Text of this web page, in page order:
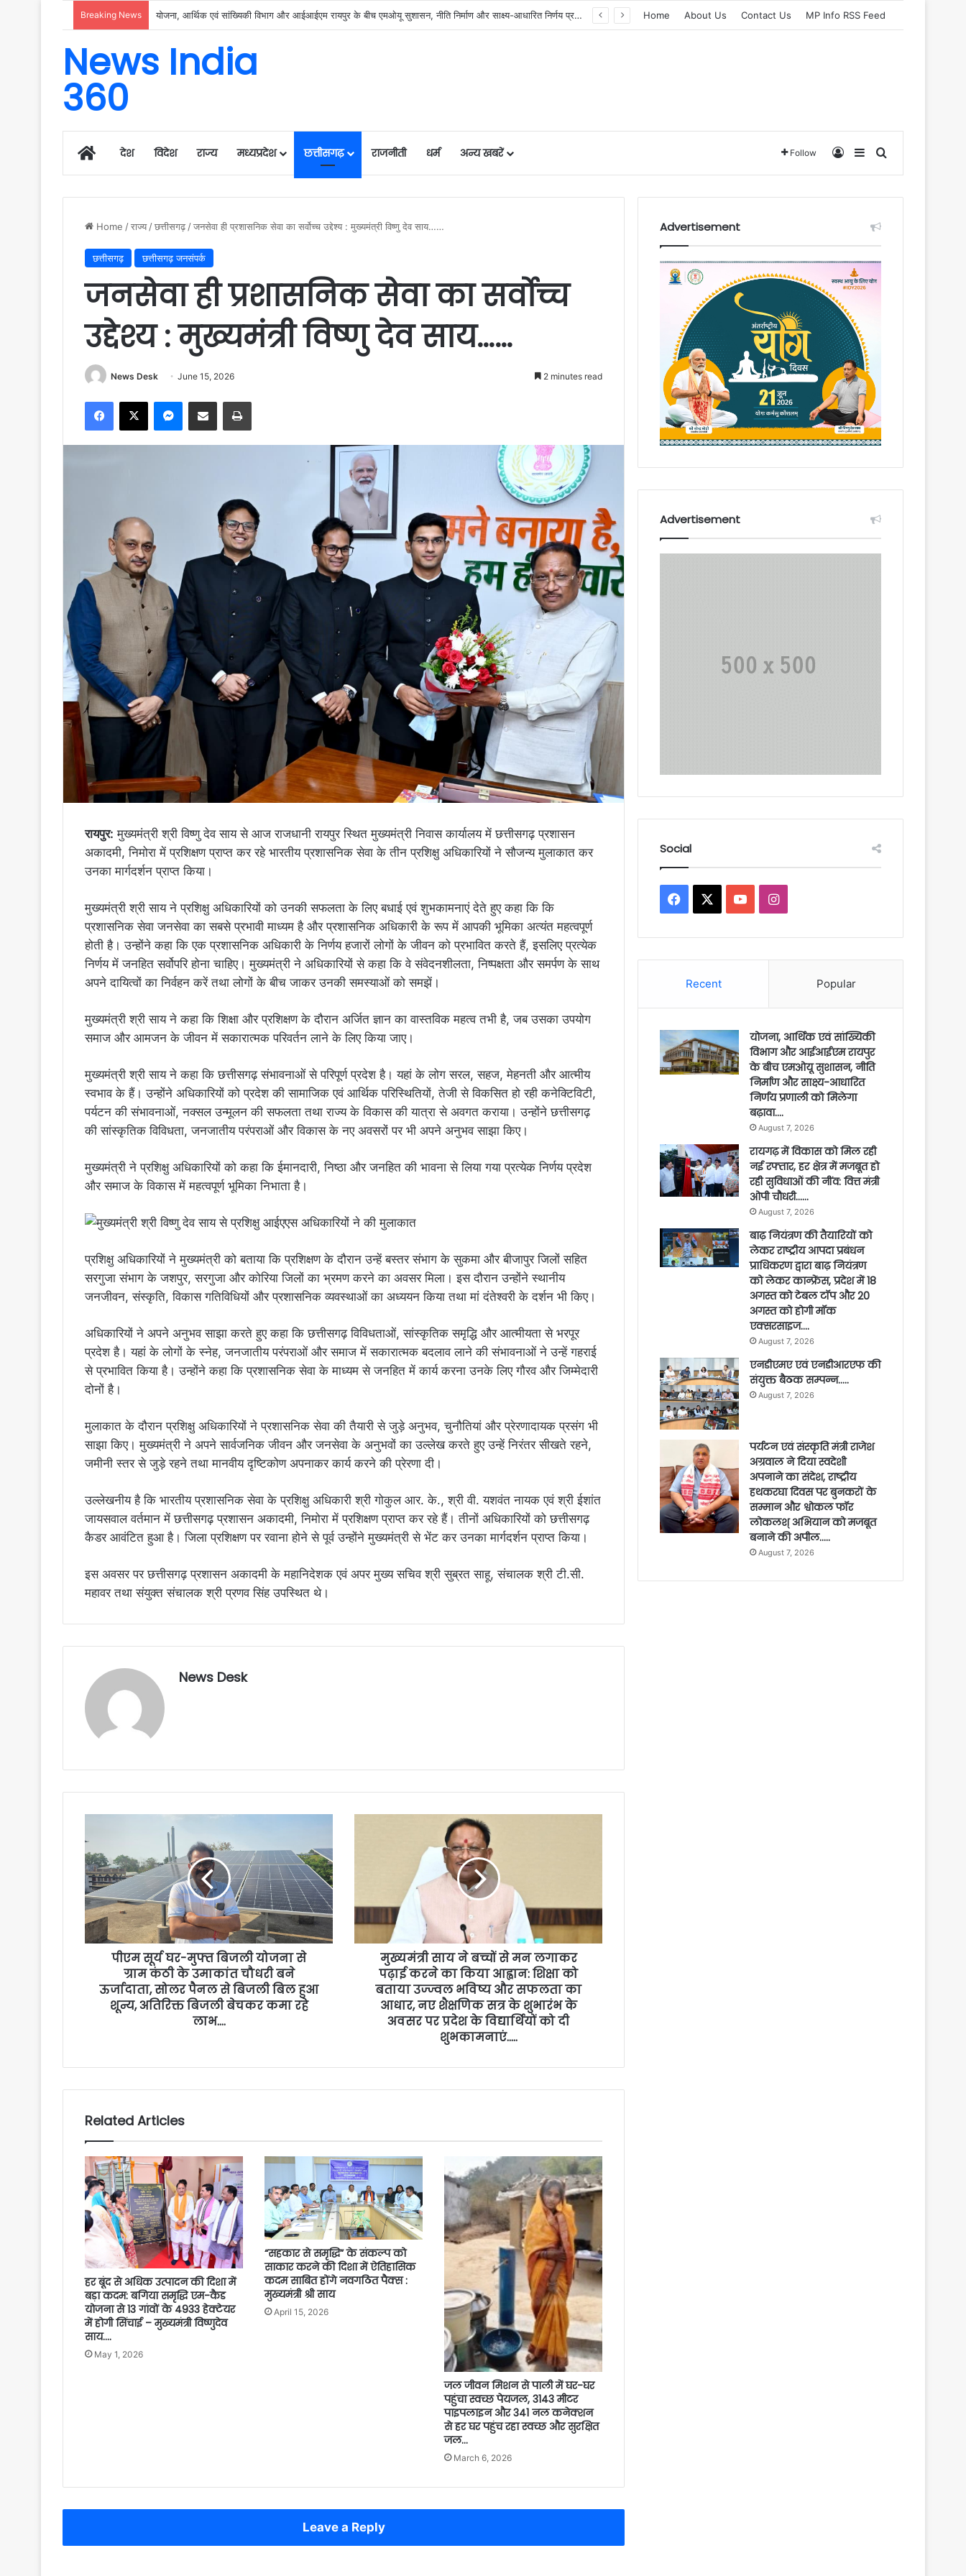
Breaking News रायगढ़ में विकास को मिल रही नई रफ्तार, हर क्षेत्र में मजबूत हो रही सुविधाओं की नींव: वित्त मंत्री ओपी चौधरी…… Home About Us Contact Us MP Info RSS Feed
News India
360
Homeदेश विदेश राज्य मध्यप्रदेश छत्तीसगढ़ राजनीती धर्म अन्य खबरें Follow Log InSidebarSearch for
Home /राज्य /छत्तीसगढ़ /जनसेवा ही प्रशासनिक सेवा का सर्वोच्च उद्देश्य : मुख्यमंत्री विष्णु देव साय……
छत्तीसगढ़ छत्तीसगढ़ जनसंपर्क
जनसेवा ही प्रशासनिक सेवा का सर्वोच्च
उद्देश्य : मुख्यमंत्री विष्णु देव साय……
News Desk June 15, 2026 2 minutes read
Facebook
X Messenger
Share via Email Print
रायपुर: मुख्यमंत्री श्री विष्णु देव साय से आज राजधानी रायपुर स्थित मुख्यमंत्री निवास कार्यालय में छत्तीसगढ़ प्रशासन
अकादमी, निमोरा में प्रशिक्षण प्राप्त कर रहे भारतीय प्रशासनिक सेवा के तीन प्रशिक्षु अधिकारियों ने सौजन्य मुलाकात कर
उनका मार्गदर्शन प्राप्त किया।
मुख्यमंत्री श्री साय ने प्रशिक्षु अधिकारियों को उनकी सफलता के लिए बधाई एवं शुभकामनाएं देते हुए कहा कि कि
प्रशासनिक सेवा जनसेवा का सबसे प्रभावी माध्यम है और प्रशासनिक अधिकारी के रूप में आपकी भूमिका अत्यंत महत्वपूर्ण
होती है। उन्होंने कहा कि एक प्रशासनिक अधिकारी के निर्णय हजारों लोगों के जीवन को प्रभावित करते हैं, इसलिए प्रत्येक
निर्णय में जनहित सर्वोपरि होना चाहिए। मुख्यमंत्री ने अधिकारियों से कहा कि वे संवेदनशीलता, निष्पक्षता और समर्पण के साथ
अपने दायित्वों का निर्वहन करें तथा लोगों के बीच जाकर उनकी समस्याओं को समझें।
मुख्यमंत्री श्री साय ने कहा कि शिक्षा और प्रशिक्षण के दौरान अर्जित ज्ञान का वास्तविक महत्व तभी है, जब उसका उपयोग
समाज और आमजन के जीवन में सकारात्मक परिवर्तन लाने के लिए किया जाए।
मुख्यमंत्री श्री साय ने कहा कि छत्तीसगढ़ संभावनाओं से परिपूर्ण प्रदेश है। यहां के लोग सरल, सहज, मेहनती और आत्मीय
स्वभाव के हैं। उन्होंने अधिकारियों को प्रदेश की सामाजिक एवं आर्थिक परिस्थितियों, तेजी से विकसित हो रही कनेक्टिविटी,
पर्यटन की संभावनाओं, नक्सल उन्मूलन की सफलता तथा राज्य के विकास की यात्रा से अवगत कराया। उन्होंने छत्तीसगढ़
की सांस्कृतिक विविधता, जनजातीय परंपराओं और विकास के नए अवसरों पर भी अपने अनुभव साझा किए।
मुख्यमंत्री ने प्रशिक्षु अधिकारियों को कहा कि ईमानदारी, निष्ठा और जनहित की भावना से लिया गया प्रत्येक निर्णय प्रदेश
और समाज के विकास में महत्वपूर्ण भूमिका निभाता है।
प्रशिक्षु अधिकारियों ने मुख्यमंत्री को बताया कि प्रशिक्षण के दौरान उन्हें बस्तर संभाग के सुकमा और बीजापुर जिलों सहित
सरगुजा संभाग के जशपुर, सरगुजा और कोरिया जिलों का भ्रमण करने का अवसर मिला। इस दौरान उन्होंने स्थानीय
जनजीवन, संस्कृति, विकास गतिविधियों और प्रशासनिक व्यवस्थाओं का अध्ययन किया तथा मां दंतेश्वरी के दर्शन भी किए।
अधिकारियों ने अपने अनुभव साझा करते हुए कहा कि छत्तीसगढ़ विविधताओं, सांस्कृतिक समृद्धि और आत्मीयता से भरपूर
प्रदेश है। यहां के लोगों के स्नेह, जनजातीय परंपराओं और समाज में सकारात्मक बदलाव लाने की संभावनाओं ने उन्हें गहराई
से प्रभावित किया है। उन्होंने कहा कि प्रशासनिक सेवा के माध्यम से जनहित में कार्य करना उनके लिए गौरव और जिम्मेदारी
दोनों है।
मुलाकात के दौरान प्रशिक्षु अधिकारियों ने प्रशासनिक सेवा की तैयारी से जुड़े अनुभव, चुनौतियां और प्रेरणादायक प्रसंग भी
साझा किए। मुख्यमंत्री ने अपने सार्वजनिक जीवन और जनसेवा के अनुभवों का उल्लेख करते हुए उन्हें निरंतर सीखते रहने,
जमीनी स्तर से जुड़े रहने तथा मानवीय दृष्टिकोण अपनाकर कार्य करने की प्रेरणा दी।
उल्लेखनीय है कि भारतीय प्रशासनिक सेवा के प्रशिक्षु अधिकारी श्री गोकुल आर. के., श्री वी. यशवंत नायक एवं श्री ईशांत
जायसवाल वर्तमान में छत्तीसगढ़ प्रशासन अकादमी, निमोरा में प्रशिक्षण प्राप्त कर रहे हैं। तीनों अधिकारियों को छत्तीसगढ़
कैडर आवंटित हुआ है। जिला प्रशिक्षण पर रवाना होने से पूर्व उन्होंने मुख्यमंत्री से भेंट कर उनका मार्गदर्शन प्राप्त किया।
इस अवसर पर छत्तीसगढ़ प्रशासन अकादमी के महानिदेशक एवं अपर मुख्य सचिव श्री सुब्रत साहू, संचालक श्री टी.सी.
महावर तथा संयुक्त संचालक श्री प्रणव सिंह उपस्थित थे।
News Desk
पीएम सूर्य घर-मुफ्त बिजली योजना से
ग्राम कंठी के उमाकांत चौधरी बने
ऊर्जादाता, सोलर पैनल से बिजली बिल हुआ
शून्य, अतिरिक्त बिजली बेचकर कमा रहे
लाभ….
मुख्यमंत्री साय ने बच्चों से मन लगाकर
पढ़ाई करने का किया आह्वान: शिक्षा को
बताया उज्ज्वल भविष्य और सफलता का
आधार, नए शैक्षणिक सत्र के शुभारंभ के
अवसर पर प्रदेश के विद्यार्थियों को दी
शुभकामनाएं…..
Related Articles
हर बूंद से अधिक उत्पादन की दिशा में
बड़ा कदम: बगिया समृद्धि एम-कैड
योजना से 13 गांवों के 4933 हेक्टेयर
में होगी सिंचाई – मुख्यमंत्री विष्णुदेव
साय….
May 1, 2026
“सहकार से समृद्धि” के संकल्प को
साकार करने की दिशा में ऐतिहासिक
कदम साबित होंगे नवगठित पैक्स :
मुख्यमंत्री श्री साय
April 15, 2026
जल जीवन मिशन से पाली में घर-घर
पहुंचा स्वच्छ पेयजल, 3143 मीटर
पाइपलाइन और 341 नल कनेक्शन
से हर घर पहुंच रहा स्वच्छ और सुरक्षित
जल…
March 6, 2026
Leave a Reply
Advertisement
Advertisement
Social
Facebook YouTubeInstagram
Recent Popular
योजना, आर्थिक एवं सांख्यिकी
विभाग और आईआईएम रायपुर
के बीच एमओयू सुशासन, नीति
निर्माण और साक्ष्य-आधारित
निर्णय प्रणाली को मिलेगा
बढ़ावा….
August 7, 2026
रायगढ़ में विकास को मिल रही
नई रफ्तार, हर क्षेत्र में मजबूत हो
रही सुविधाओं की नींव: वित्त मंत्री
ओपी चौधरी……
August 7, 2026
बाढ़ नियंत्रण की तैयारियों को
लेकर राष्ट्रीय आपदा प्रबंधन
प्राधिकरण द्वारा बाढ़ नियंत्रण
को लेकर कान्फ्रेंस, प्रदेश में 18
अगस्त को टेबल टॉप और 20
अगस्त को होगी मॉक
एक्सरसाइज….
August 7, 2026
एनडीएमए एवं एनडीआरएफ की
संयुक्त बैठक सम्पन्न…..
August 7, 2026
पर्यटन एवं संस्कृति मंत्री राजेश
अग्रवाल ने दिया स्वदेशी
अपनाने का संदेश, राष्ट्रीय
हथकरघा दिवस पर बुनकरों के
सम्मान और श्वोकल फॉर
लोकलश् अभियान को मजबूत
बनाने की अपील…..
August 7, 2026